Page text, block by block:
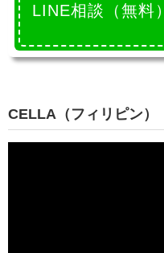
LINE相談（無料）
CELLA（フィリピン）